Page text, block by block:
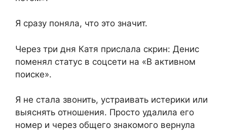
Я сразу поняла, что это значит.
Через три дня Катя прислала скрин: Денис
поменял статус в соцсети на «В активном
поиске».
Я не стала звонить, устраивать истерики или
выяснять отношения. Просто удалила его
номер и через общего знакомого вернула